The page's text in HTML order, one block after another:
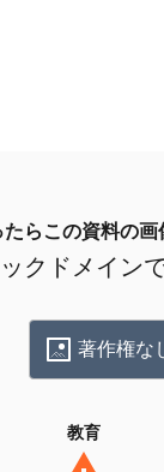
たらこの資料の画
クドメイン
著作権な
教育